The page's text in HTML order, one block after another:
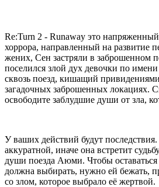
Re:Turn 2 - Runaway это
хоррора, направленный на развитие
жених, Сен застряли в заброшенном
поселился злой дух девочки по
сквозь поезд, кишащий
загадочных заброшенных локациях.
освободите заблудшие души от зла,
У ваших действий будут
аккуратной, иначе она встретит
души поезда Аюми. Чтобы оставаться
должна выбирать, нужно ей бежать,
со злом, которое выбрало её жертвой.